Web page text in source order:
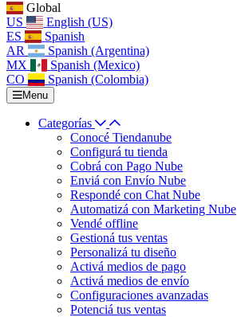
Global
US
English (US)
ES
Spanish
AR
Spanish (Argentina)
MX
Spanish (Mexico)
CO
Spanish (Colombia)
Menu
Categorías
Conocé Tiendanube
Configurá tu tienda
Cobrá con Pago Nube
Enviá con Envío Nube
Respondé con Chat Nube
Automatizá con Marketing Nube
Vendé offline
Gestioná tus ventas
Personalizá tu diseño
Activá medios de pago
Activá medios de envío
Configuraciones avanzadas
Potenciá tus ventas